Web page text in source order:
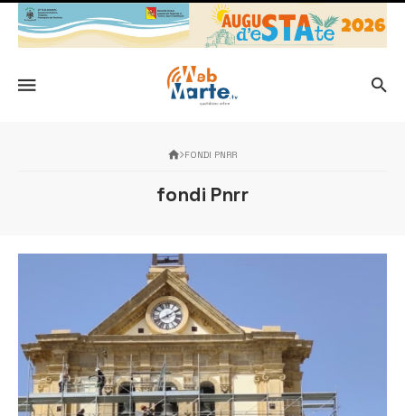
FONDI PNRR
fondi Pnrr